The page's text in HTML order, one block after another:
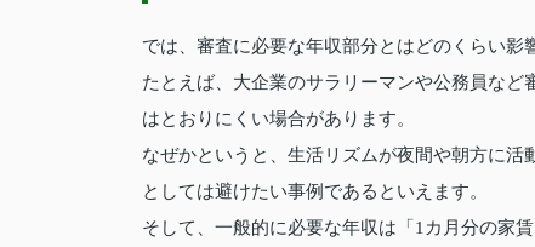
では、審査に必要な年収部分とはどのくらい影
たとえば、大企業のサラリーマンや公務員な
はとおりにくい場合があります。
なぜかというと、生活リズムが夜間や朝方に
としては避けたい事例であるといえます。
そして、一般的に必要な年収は「1カ月分の家